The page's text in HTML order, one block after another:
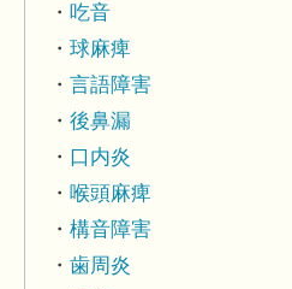
吃音
球麻痺
言語障害
後鼻漏
口内炎
喉頭麻痺
構音障害
歯周炎